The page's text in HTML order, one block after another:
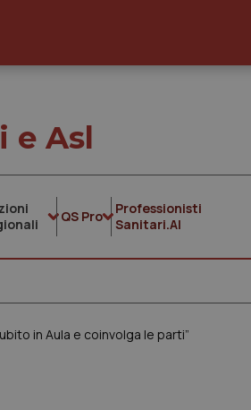
e Asl
QS Pro
Professionisti
Sanitari.AI
in Aula e coinvolga le parti”